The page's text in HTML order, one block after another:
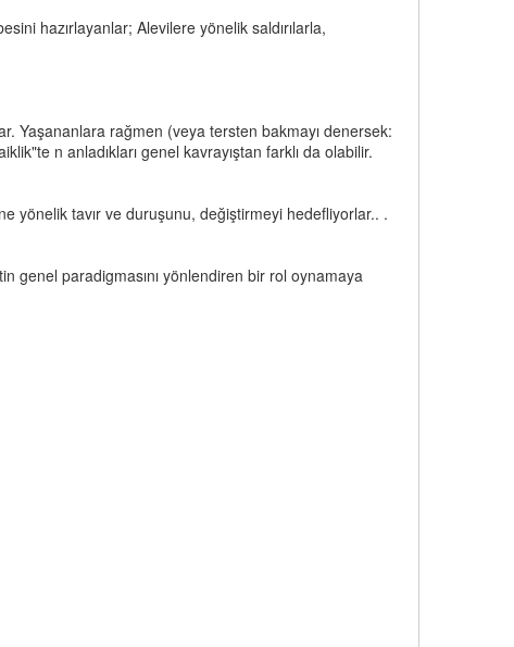
hazırlayanlar; Alevilere yönelik saldırılarla,
Yaşananlara rağmen (veya tersten bakmayı denersek:
n anladıkları genel kavrayıştan farklı da olabilir.
yönelik tavır ve duruşunu, değiştirmeyi hedefliyorlar.. .
genel paradigmasını yönlendiren bir rol oynamaya